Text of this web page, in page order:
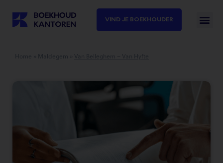
VIND JE BOEKHOUDER